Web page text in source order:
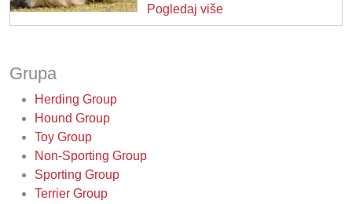
Pogledaj više
Grupa
Herding Group
Hound Group
Toy Group
Non-Sporting Group
Sporting Group
Terrier Group